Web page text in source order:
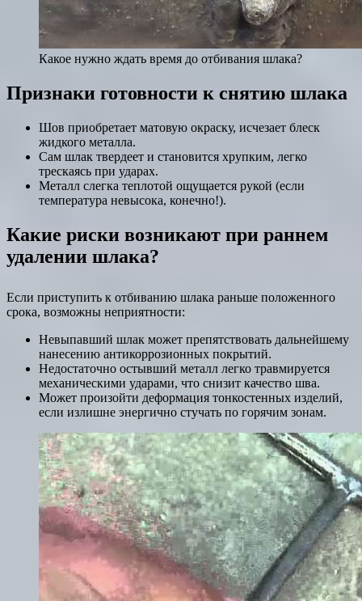
Какое нужно ждать время до отбивания шлака?
Признаки готовности к снятию шлака
Шов приобретает матовую окраску, исчезает блеск
жидкого металла.
Сам шлак твердеет и становится хрупким, легко
трескаясь при ударах.
Металл слегка теплотой ощущается рукой (если
температура невысока, конечно!).
Какие риски возникают при раннем
удалении шлака?
Если приступить к отбиванию шлака раньше положенного
срока, возможны неприятности:
Невыпавший шлак может препятствовать дальнейшему
нанесению антикоррозионных покрытий.
Недостаточно остывший металл легко травмируется
механическими ударами, что снизит качество шва.
Может произойти деформация тонкостенных изделий,
если излишне энергично стучать по горячим зонам.